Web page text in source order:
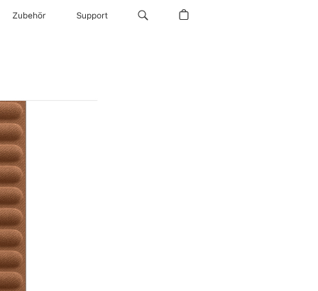
Zubehör Support